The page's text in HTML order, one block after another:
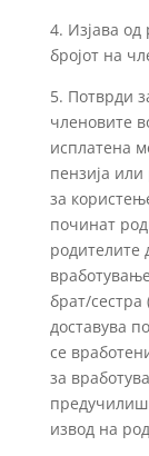
4. Изјава од
бројот на
5. Потврди
членовите
исплатена
пензија
за
починат
родителите
брат/сестра
доставува
се
за
извод на